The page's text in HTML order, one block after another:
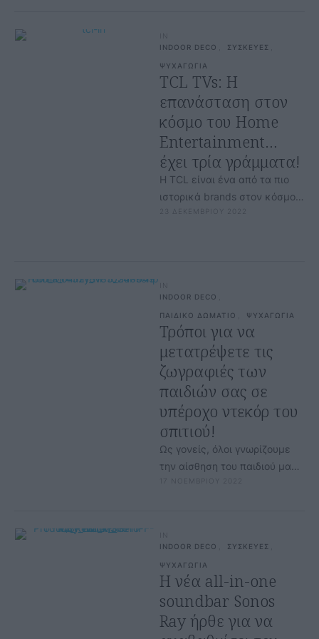
IN
INDOOR DECO
ΣΥΣΚΕΥΕΣ
ΨΥΧΑΓΩΓΙΑ
TCL TVs: H
επανάσταση στον
κόσμο του Home
Entertainment…
έχει τρία γράμματα!
Η TCL είναι ένα από τα πιο
ιστορικά brands στον κόσμο
της υψηλής τεχνολογίας.
23 ΔΕΚΕΜΒΡΙΟΥ 2022
IN
INDOOR DECO
ΠΑΙΔΙΚΟ ΔΩΜΑΤΙΟ ΨΥΧΑΓΩΓΙΑ
Τρόποι για να
μετατρέψετε τις
ζωγραφιές των
παιδιών σας σε
υπέροχο ντεκόρ του
σπιτιού!
Ως γονείς, όλοι γνωρίζουμε
την αίσθηση του παιδιού μας
να βγαίνει από το σχολείο και
17 ΝΟΕΜΒΡΙΟΥ 2022
IN
INDOOR DECO
ΣΥΣΚΕΥΕΣ
ΨΥΧΑΓΩΓΙΑ
Η νέα all-in-one
soundbar Sonos
Ray ήρθε για να